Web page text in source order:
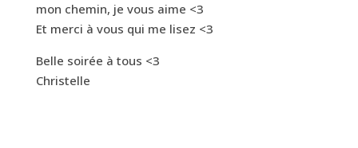
mon chemin, je vous aime <3
Et merci à vous qui me lisez <3
Belle soirée à tous <3
Christelle